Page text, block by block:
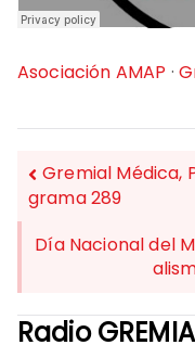
Asociación AMAP ·
ENTRADAS
Gremial Médica,
grama 289
Día Nacional del
Radio